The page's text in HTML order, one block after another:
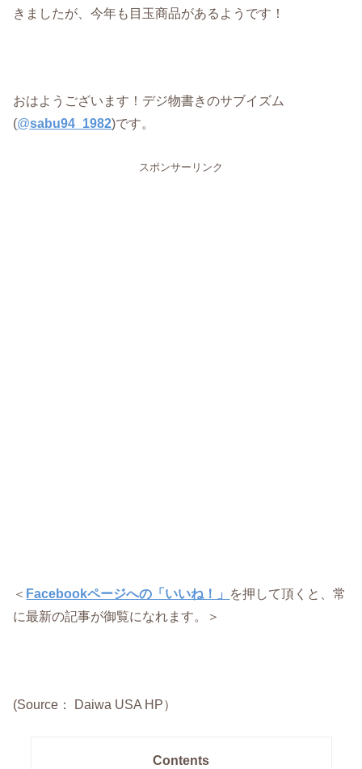
きましたが、今年も目玉商品があるようです！
おはようございます！デジ物書きのサブイズム
(@sabu94_1982)です。
スポンサーリンク
＜ Facebookページへの「いいね！」 を押して頂くと、常
に最新の記事が御覧になれます。＞
(Source： Daiwa USA HP）
Contents